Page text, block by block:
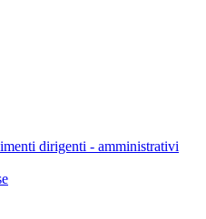
dirigenti - amministrativi